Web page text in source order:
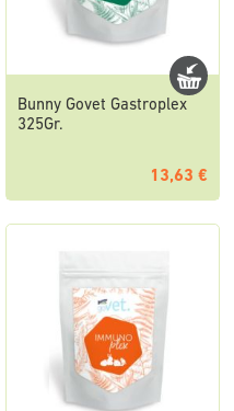
Bunny Govet Gastroplex
325Gr.
13,63 €